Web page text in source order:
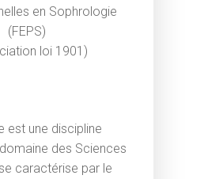
en Sophrologie
(FEPS)
loi 1901)
est une discipline
des Sciences
caractérise par le